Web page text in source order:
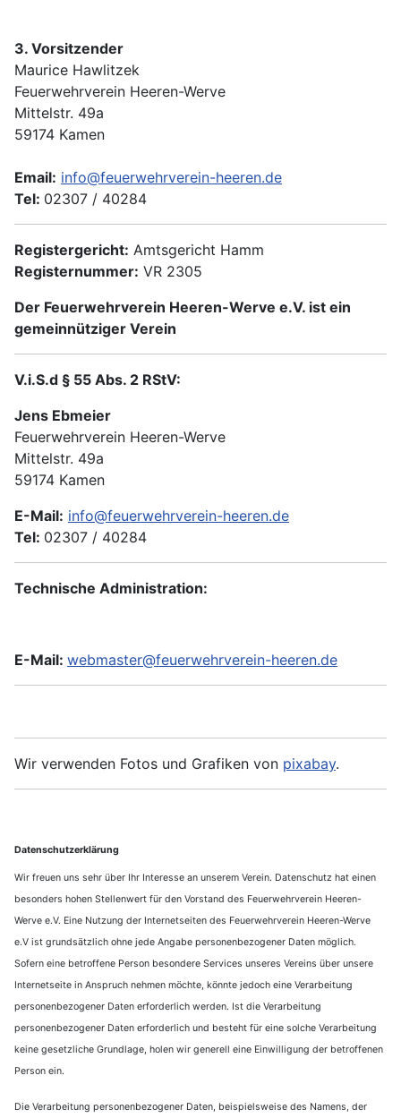
3. Vorsitzender
Maurice Hawlitzek
Feuerwehrverein Heeren-Werve
Mittelstr. 49a
59174 Kamen
Email: info@feuerwehrverein-heeren.de
Tel: 02307 / 40284
Registergericht: Amtsgericht Hamm
Registernummer: VR 2305
Der Feuerwehrverein Heeren-Werve e.V. ist ein
gemeinnütziger Verein
V.i.S.d § 55 Abs. 2 RStV:
Jens Ebmeier
Feuerwehrverein Heeren-Werve
Mittelstr. 49a
59174 Kamen
E-Mail: info@feuerwehrverein-heeren.de
Tel: 02307 / 40284
Technische Administration:
E-Mail: webmaster@feuerwehrverein-heeren.de
Wir verwenden Fotos und Grafiken von pixabay.
Datenschutzerklärung
Wir freuen uns sehr über Ihr Interesse an unserem Verein. Datenschutz hat einen
besonders hohen Stellenwert für den Vorstand des Feuerwehrverein Heeren-
Werve e.V. Eine Nutzung der Internetseiten des Feuerwehrverein Heeren-Werve
e.V ist grundsätzlich ohne jede Angabe personenbezogener Daten möglich.
Sofern eine betroffene Person besondere Services unseres Vereins über unsere
Internetseite in Anspruch nehmen möchte, könnte jedoch eine Verarbeitung
personenbezogener Daten erforderlich werden. Ist die Verarbeitung
personenbezogener Daten erforderlich und besteht für eine solche Verarbeitung
keine gesetzliche Grundlage, holen wir generell eine Einwilligung der betroffenen
Person ein.
Die Verarbeitung personenbezogener Daten, beispielsweise des Namens, der